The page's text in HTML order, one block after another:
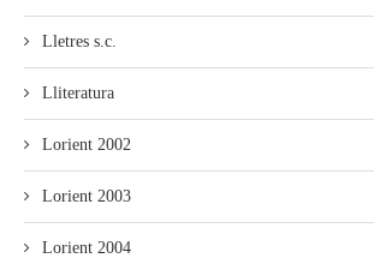
Lletres s.c.
Lliteratura
Lorient 2002
Lorient 2003
Lorient 2004